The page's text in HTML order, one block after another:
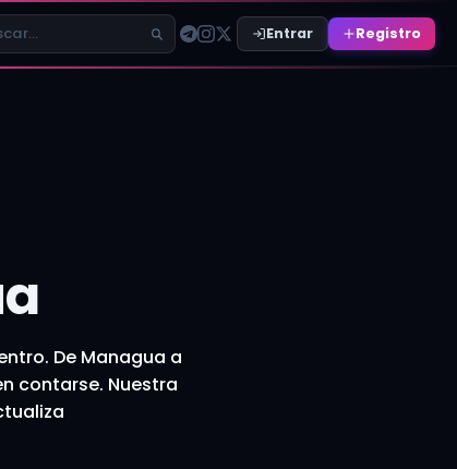
relatos Entrar Registro
De Managua a
contarse. Nuestra